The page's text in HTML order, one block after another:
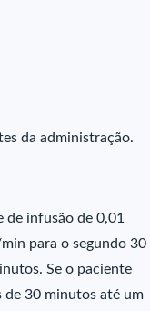
da administração.
de infusão de 0,01
para o segundo 30
Se o paciente
30 minutos até um